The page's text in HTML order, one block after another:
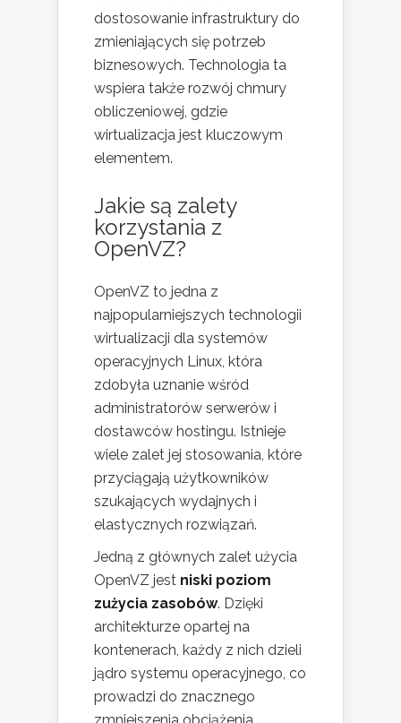
dostosowanie infrastruktury do
zmieniających się potrzeb
biznesowych. Technologia ta
wspiera także rozwój chmury
obliczeniowej, gdzie
wirtualizacja jest kluczowym
elementem.
Jakie są zalety
korzystania z
OpenVZ?
OpenVZ to jedna z
najpopularniejszych technologii
wirtualizacji dla systemów
operacyjnych Linux, która
zdobyła uznanie wśród
administratorów serwerów i
dostawców hostingu. Istnieje
wiele zalet jej stosowania, które
przyciągają użytkowników
szukających wydajnych i
elastycznych rozwiązań.
Jedną z głównych zalet użycia
OpenVZ jest niski poziom
zużycia zasobów. Dzięki
architekturze opartej na
kontenerach, każdy z nich dzieli
jądro systemu operacyjnego, co
prowadzi do znacznego
zmniejszenia obciążenia